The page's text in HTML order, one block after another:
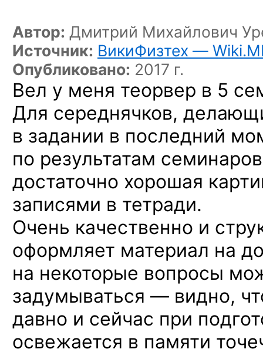
Автор: Дмитрий Михайлович
Источник: ВикиФизтех —
Опубликовано: 2017 г.
Вел у меня теорвер в 5
Для середнячков,
в задании в последний
по результатам
достаточно хорошая
записями в тетради.
Очень качественно и
оформляет материал на
на некоторые вопросы
задумываться — видно,
давно и сейчас при
освежается в памяти